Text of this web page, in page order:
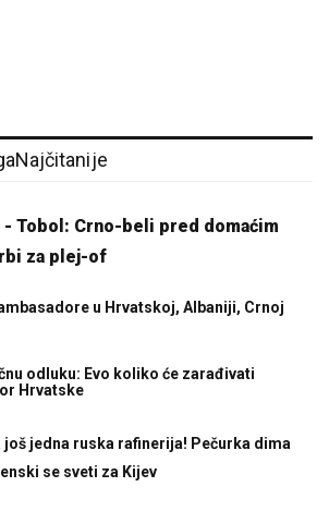
Najčitanije
- Tobol: Crno-beli pred domaćim
za plej-of
u Hrvatskoj, Albaniji, Crnoj
odluku: Evo koliko će zarađivati
Hrvatske
još jedna ruska rafinerija! Pečurka dima
se sveti za Kijev